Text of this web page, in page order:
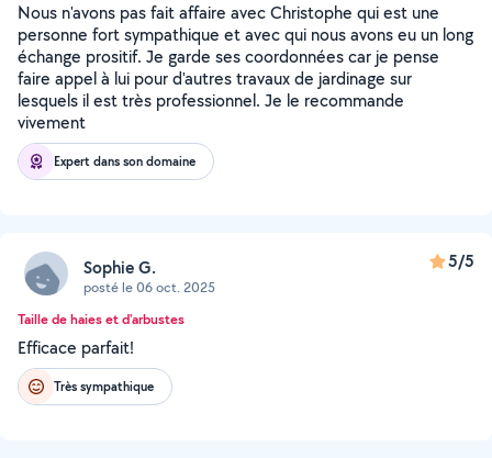
Nous n'avons pas fait affaire avec Christophe qui est une
personne fort sympathique et avec qui nous avons eu un long
échange prositif. Je garde ses coordonnées car je pense
faire appel à lui pour d'autres travaux de jardinage sur
lesquels il est très professionnel. Je le recommande
vivement
Expert dans son domaine
Sophie G.
posté le 06 oct. 2025
5/5
Taille de haies et d'arbustes
Efficace parfait!
Très sympathique